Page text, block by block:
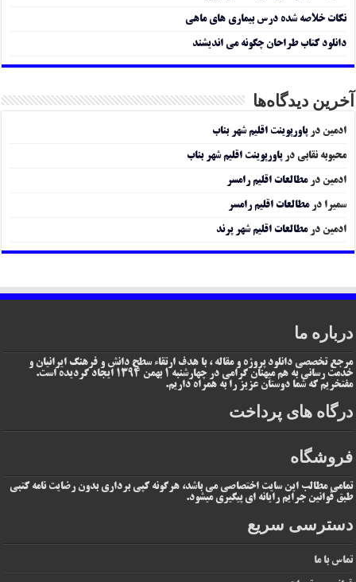
نکات خلاصه شده درس بیماری های ماهی
دانلود کتاب طراحان چگونه می اندیشند
آخرین دیدگاه‌ها
ادمین درپاورپوینت اقلیم شهر بناب
محبوبه نقابی درپاورپوینت اقلیم شهر بناب
ادمین درمطالعات اقلیم رامسر
سمیرا درمطالعات اقلیم رامسر
ادمین درمطالعات اقلیم شهر پرند
درباره ما
مرجع تخصصی دانلود پروژه و مقاله ، با هدف ارتقاء سطح دانش و فرهنگ ایرانیان و
خدمت رسانی به هم میهنان گرامی در چهارشنبه 1 بهمن 1394 ایجاد گردیده است.
مفتخریم که شما دوستان عزیز را به همراه داریم.
درگاه های پرداخت
فروشگاه
تمامی مطالب این سایت اختصاصی می باشد، هرگونه کپی برداری بدون رضایت نامه کتبی
طبق قوانین جرایم رایانه ای پیگیری میشود.
دسترسی سریع
تماس با ما